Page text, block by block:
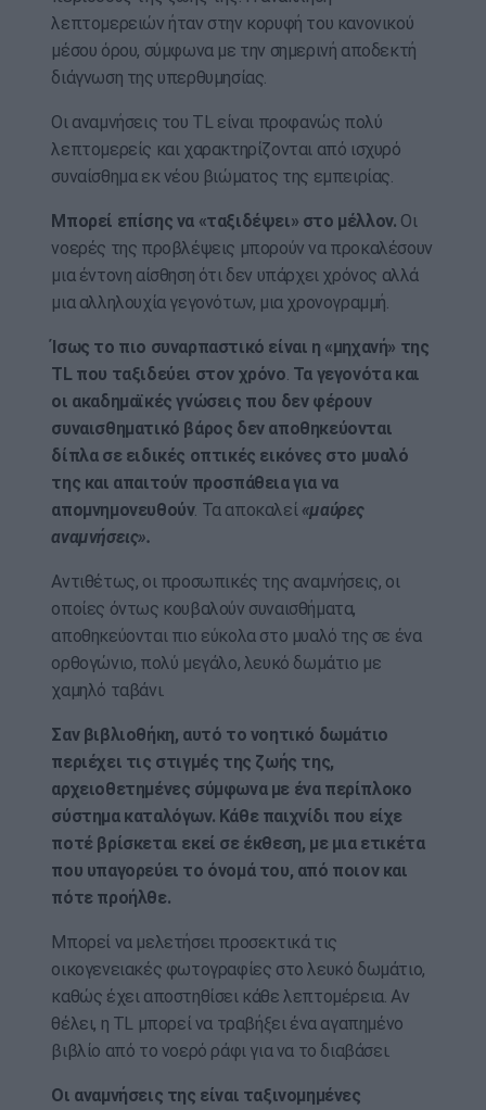
λεπτομερειών ήταν στην κορυφή του κανονικού
μέσου όρου, σύμφωνα με την σημερινή αποδεκτή
διάγνωση της υπερθυμησίας.
Οι αναμνήσεις του TL είναι προφανώς πολύ
λεπτομερείς και χαρακτηρίζονται από ισχυρό
συναίσθημα εκ νέου βιώματος της εμπειρίας.
Μπορεί επίσης να «ταξιδέψει» στο μέλλον. Οι
νοερές της προβλέψεις μπορούν να προκαλέσουν
μια έντονη αίσθηση ότι δεν υπάρχει χρόνος αλλά
μια αλληλουχία γεγονότων, μια χρονογραμμή.
Ίσως το πιο συναρπαστικό είναι η «μηχανή» της
TL που ταξιδεύει στον χρόνο. Τα γεγονότα και
οι ακαδημαϊκές γνώσεις που δεν φέρουν
συναισθηματικό βάρος δεν αποθηκεύονται
δίπλα σε ειδικές οπτικές εικόνες στο μυαλό
της και απαιτούν προσπάθεια για να
απομνημονευθούν. Τα αποκαλεί «μαύρες
αναμνήσεις».
Αντιθέτως, οι προσωπικές της αναμνήσεις, οι
οποίες όντως κουβαλούν συναισθήματα,
αποθηκεύονται πιο εύκολα στο μυαλό της σε ένα
ορθογώνιο, πολύ μεγάλο, λευκό δωμάτιο με
χαμηλό ταβάνι.
Σαν βιβλιοθήκη, αυτό το νοητικό δωμάτιο
περιέχει τις στιγμές της ζωής της,
αρχειοθετημένες σύμφωνα με ένα περίπλοκο
σύστημα καταλόγων. Κάθε παιχνίδι που είχε
ποτέ βρίσκεται εκεί σε έκθεση, με μια ετικέτα
που υπαγορεύει το όνομά του, από ποιον και
πότε προήλθε.
Μπορεί να μελετήσει προσεκτικά τις
οικογενειακές φωτογραφίες στο λευκό δωμάτιο,
καθώς έχει αποστηθίσει κάθε λεπτομέρεια. Αν
θέλει, η TL μπορεί να τραβήξει ένα αγαπημένο
βιβλίο από το νοερό ράφι για να το διαβάσει.
Οι αναμνήσεις της είναι ταξινομημένες